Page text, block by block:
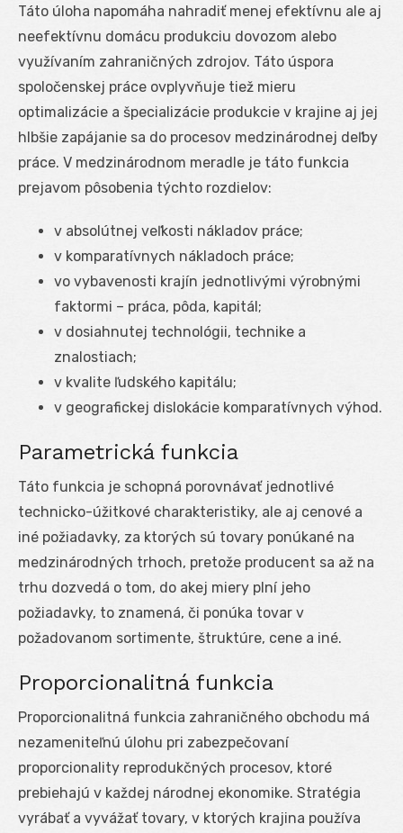
Táto úloha napomáha nahradiť menej efektívnu ale aj
neefektívnu domácu produkciu dovozom alebo
využívaním zahraničných zdrojov. Táto úspora
spoločenskej práce ovplyvňuje tiež mieru
optimalizácie a špecializácie produkcie v krajine aj jej
hlbšie zapájanie sa do procesov medzinárodnej deľby
práce. V medzinárodnom meradle je táto funkcia
prejavom pôsobenia týchto rozdielov:
v absolútnej veľkosti nákladov práce;
v komparatívnych nákladoch práce;
vo vybavenosti krajín jednotlivými výrobnými
faktormi – práca, pôda, kapitál;
v dosiahnutej technológii, technike a
znalostiach;
v kvalite ľudského kapitálu;
v geografickej dislokácie komparatívnych výhod.
Parametrická funkcia
Táto funkcia je schopná porovnávať jednotlivé
technicko-úžitkové charakteristiky, ale aj cenové a
iné požiadavky, za ktorých sú tovary ponúkané na
medzinárodných trhoch, pretože producent sa až na
trhu dozvedá o tom, do akej miery plní jeho
požiadavky, to znamená, či ponúka tovar v
požadovanom sortimente, štruktúre, cene a iné.
Proporcionalitná funkcia
Proporcionalitná funkcia zahraničného obchodu má
nezameniteľnú úlohu pri zabezpečovaní
proporcionality reprodukčných procesov, ktoré
prebiehajú v každej národnej ekonomike. Stratégia
vyrábať a vyvážať tovary, v ktorých krajina používa